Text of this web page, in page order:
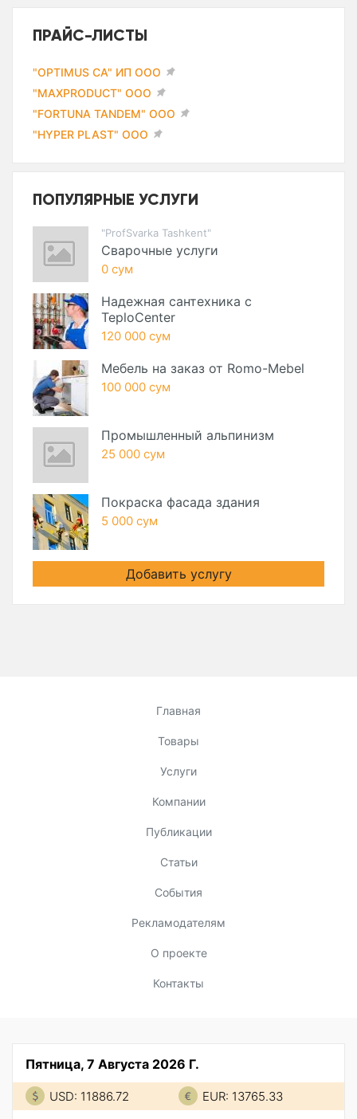
ПРАЙС-ЛИСТЫ
"OPTIMUS CA" ИП ООО
"MAXPRODUCT" ООО
"FORTUNA TANDEM" ООО
"HYPER PLAST" ООО
ПОПУЛЯРНЫЕ УСЛУГИ
"ProfSvarka Tashkent"
Сварочные услуги
0 сум
Надежная сантехника с
TeploCenter
120 000 сум
Мебель на заказ от Romo-Mebel
100 000 сум
Промышленный альпинизм
25 000 сум
Покраска фасада здания
5 000 сум
Добавить услугу
Главная
Товары
Услуги
Компании
Публикации
Статьи
События
Рекламодателям
О проекте
Контакты
Пятница, 7 Августа 2026 Г.
USD: 11886.72 EUR: 13765.33